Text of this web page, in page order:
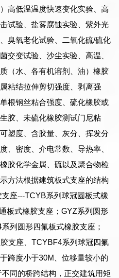
高低温温度快速变化实验、高
试验、盐雾腐蚀实验、紫外光
臭氧老化试验、二氧化硫/硫化
交变试验、沙尘实验、高温、
（水、各有机溶剂、油）橡胶
粘结拉伸剪切强度、剥离强
根钢丝粘合强度、硫化橡胶或
胶、未硫化橡胶测试门尼粘
塑度、含胶量、灰分、挥发分
、密度、介电常数、导热率、
胶化学金属、硫以及聚合物检
方法根据建筑板式支座的结构
座---TCYB系列球冠圆板式橡
板式橡胶支座；GYZ系列圆形
列圆形四氟板式橡胶支座；
支座、TCYBF4系列球冠四氟
跨度小于30M、位移量较小的
同的桥跨结构，正交建筑用矩